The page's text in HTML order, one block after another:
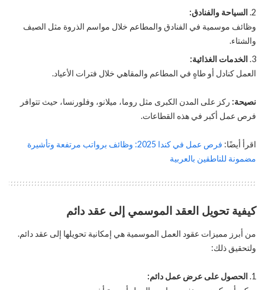
السياحة والفنادق:
وظائف موسمية في الفنادق والمطاعم خلال مواسم الذروة مثل الصيف
والشتاء.
الخدمات الغذائية:
العمل كنادل أو طاهٍ في المطاعم والمقاهي خلال فترات الأعياد.
نصيحة: ركز على المدن الكبرى مثل روما، ميلانو، وفلورنسا، حيث تتوافر
فرص عمل أكبر في هذه القطاعات.
اقرأ أيضًا:
فرص عمل في كندا 2025: وظائف برواتب مرتفعة وتأشيرة
مضمونة للناطقين بالعربية
كيفية تحويل العقد الموسمي إلى عقد دائم
من أبرز مميزات عقود العمل الموسمية هي إمكانية تحويلها إلى عقد دائم.
ولتحقيق ذلك:
الحصول على عرض عمل دائم: